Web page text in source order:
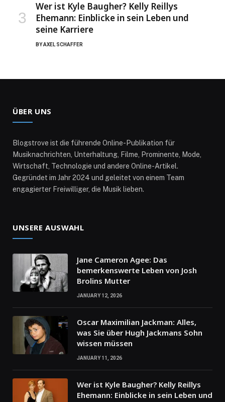
Wer ist Kyle Baugher? Kelly Reillys
Ehemann: Einblicke in sein Leben und
seine Karriere
BYAXEL SCHAFFER
ÜBER UNS
Blogstrove ist die führende Online-Publikation für
Musiknachrichten, Unterhaltung, Filme, Prominente, Mode,
Wirtschaft, Technologie und andere Online-Artikel.
Gegründet im Jahr 2024 und geleitet von einem Team
engagierter Freiwilliger, die Musik lieben.
UNSERE AUSWAHL
Jane Cameron Agee: Das
bemerkenswerte Leben von Josh
Brolins Mutter
JANUARY 12, 2026
Oscar Maximilian Jackman: Alles,
was Sie über Hugh Jackmans Sohn
wissen müssen
JANUARY 11, 2026
Wer ist Kyle Baugher? Kelly Reillys
Ehemann: Einblicke in sein Leben und